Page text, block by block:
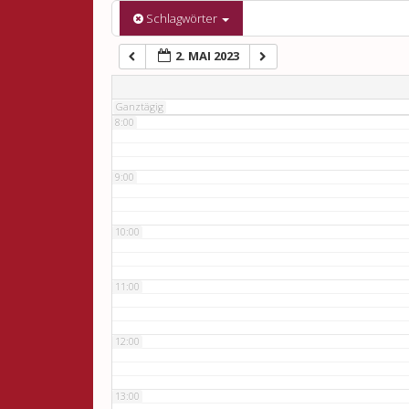
Schlagwörter
2. MAI 2023
Ganztägig
6:00
7:00
8:00
9:00
10:00
11:00
12:00
13:00